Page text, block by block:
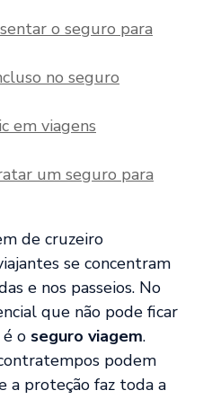
o seguro para
no seguro
em viagens
um seguro para
de cruzeiro
se concentram
e nos passeios. No
que não pode ficar
o seguro viagem.
podem
a proteção faz toda a